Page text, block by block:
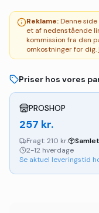
Reklame:Denne
et af nedenstående
kommission fra den
omkostninger for dig.
Priser hos vores
PROSHOP
257 kr.
Fragt:210 kr.
2-12 hverdage
Se aktuel leveringstid